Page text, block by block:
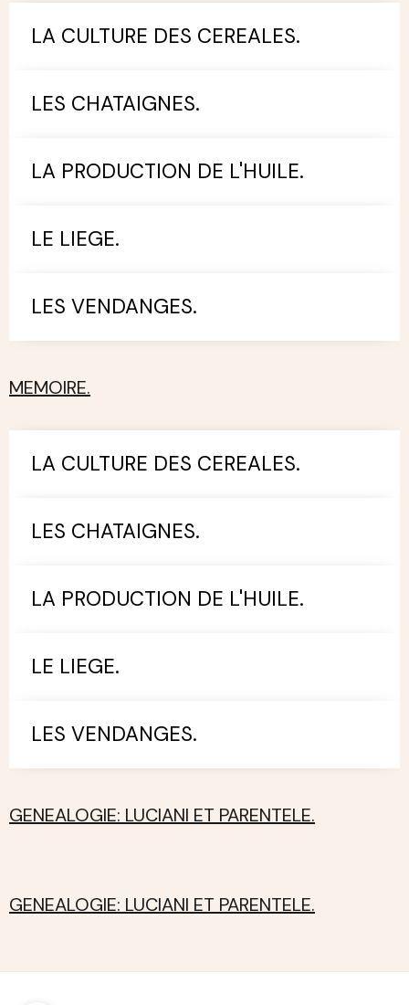
LA CULTURE DES CEREALES.
LES CHATAIGNES.
LA PRODUCTION DE L'HUILE.
LE LIEGE.
LES VENDANGES.
MEMOIRE.
LA CULTURE DES CEREALES.
LES CHATAIGNES.
LA PRODUCTION DE L'HUILE.
LE LIEGE.
LES VENDANGES.
GENEALOGIE: LUCIANI ET PARENTELE.
GENEALOGIE: LUCIANI ET PARENTELE.